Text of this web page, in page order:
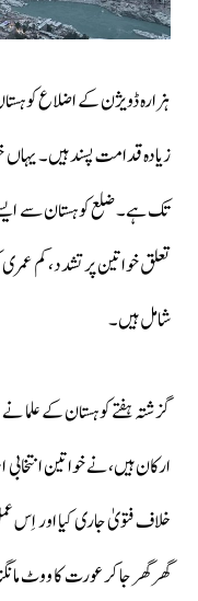
ہزارہ ڈویژن کے اضلاع
زیادہ قدامت پسند ہیں۔
تک ہے۔ ضلع کوہستان سے
تعلق خواتین پر تشدد، کم
شامل ہیں۔
گزشتہ ہفتے کوہستان کے
ارکان ہیں، نے خواتین
خلاف فتویٰ جاری کیا اور اِس
گھر گھر جا کر عورت کا ووٹ